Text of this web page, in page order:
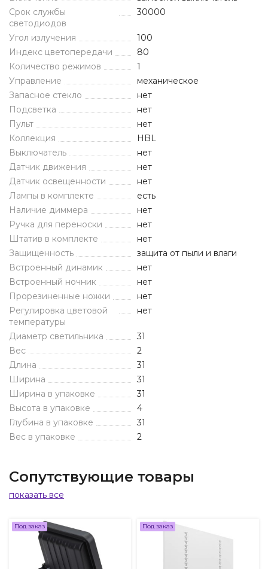
Срок службы
светодиодов
30000
Угол излучения
100
Индекс цветопередачи
80
Количество режимов
1
Управление
механическое
Запасное стекло
нет
Подсветка
нет
Пульт
нет
Коллекция
HBL
Выключатель
нет
Датчик движения
нет
Датчик освещенности
нет
Лампы в комплекте
есть
Наличие диммера
нет
Ручка для переноски
нет
Штатив в комплекте
нет
Защищенность
защита от пыли и влаги
Встроенный динамик
нет
Встроенный ночник
нет
Прорезиненные ножки
нет
Регулировка цветовой
температуры
нет
Диаметр светильника
31
Вес
2
Длина
31
Ширина
31
Ширина в упаковке
31
Высота в упаковке
4
Глубина в упаковке
31
Вес в упаковке
2
Сопутствующие товары
показать все
Под заказ Под заказ